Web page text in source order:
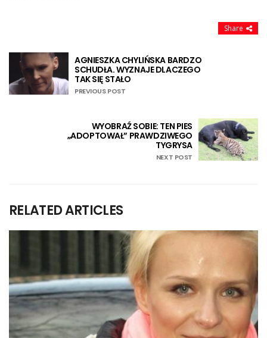
Share
AGNIESZKA CHYLIŃSKA BARDZO
SCHUDŁA. WYZNAJE DLACZEGO
TAK SIĘ STAŁO
PREVIOUS POST
WYOBRAŹ SOBIE: TEN PIES
„ADOPTOWAŁ” PRAWDZIWEGO
TYGRYSA
NEXT POST
RELATED ARTICLES